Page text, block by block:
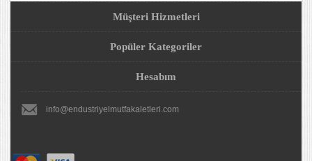
Müşteri Hizmetleri
Popüler Kategoriler
Hesabım
info@endustriyelmutfakaletleri.com